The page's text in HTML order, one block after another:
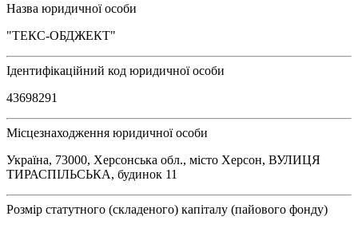
Назва юридичної особи
"ТЕКС-ОБДЖЕКТ"
Ідентифікаційний код юридичної особи
43698291
Місцезнаходження юридичної особи
Україна, 73000, Херсонська обл., місто Херсон, ВУЛИЦЯ
ТИРАСПІЛЬСЬКА, будинок 11
Розмір статутного (складеного) капіталу (пайового фонду)